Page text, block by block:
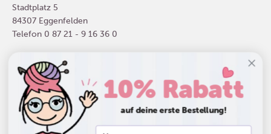
Stadtplatz 5
84307 Eggenfelden
Telefon 0 87 21 - 9 16 36 0
Deutschland (EUR €)
10% Rabatt
auf deine erste Bestellung!